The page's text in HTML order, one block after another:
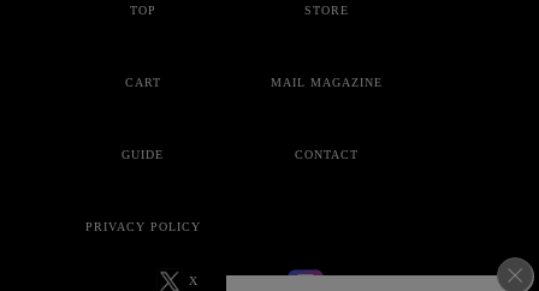
TOP STORE
CART MAIL MAGAZINE
GUIDE CONTACT
PRIVACY POLICY
X